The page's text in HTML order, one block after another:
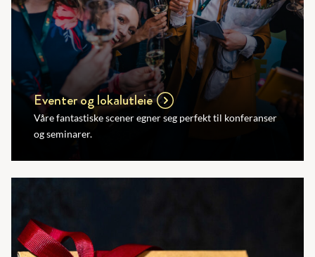
Eventer og lokalutleie
Våre fantastiske scener egner seg perfekt til konferanser
og seminarer.